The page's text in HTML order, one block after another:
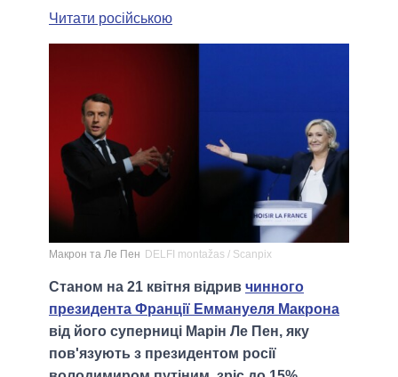
Читати російською
Макрон та Ле Пен DELFI montažas / Scanpix
Станом на 21 квітня відрив чинного
президента Франції Еммануеля Макрона
від його суперниці Марін Ле Пен, яку
пов'язують з президентом росії